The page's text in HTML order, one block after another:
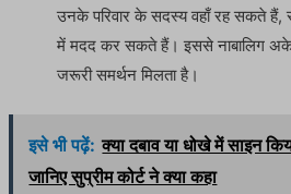
उनके परिवार के सदस्य वहाँ रह सकते
में मदद कर सकते हैं। इससे नाबालिग
जरूरी समर्थन मिलता है।
इसे भी पढ़ें: क्या दबाव या धोखे में साइन
जानिए सुप्रीम कोर्ट ने क्या कहा